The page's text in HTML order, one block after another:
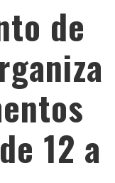
de
12 a